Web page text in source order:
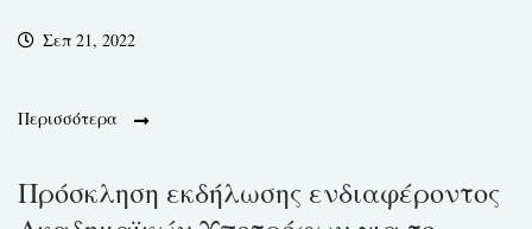
Σεπ 21, 2022
Περισσότερα
Πρόσκληση εκδήλωσης ενδιαφέροντος